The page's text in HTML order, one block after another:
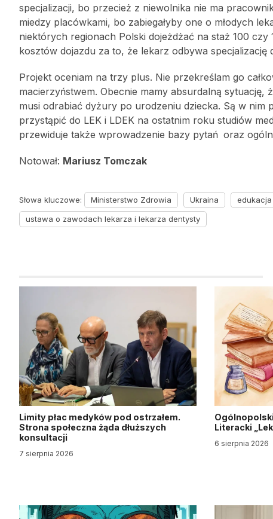
specjalizacji, bo przecież z niewolnika nie ma
miedzy placówkami, bo zabiegałyby one o młodych
niektórych regionach Polski dojeżdżać na staż 100 czy
kosztów dojazdu za to, że lekarz odbywa specjalizację
Projekt oceniam na trzy plus. Nie przekreślam go
macierzyństwem. Obecnie mamy absurdalną
musi odrabiać dyżury po urodzeniu dziecka. Są w
przystąpić do LEK i LDEK na ostatnim roku studiów
przewiduje także wprowadzenie bazy pytań oraz
Notował: Mariusz Tomczak
Słowa kluczowe: Ministerstwo Zdrowia Ukraina
ustawa o zawodach lekarza i lekarza dentysty
Limity płac medyków pod ostrzałem.
Strona społeczna żąda dłuższych
konsultacji
7 sierpnia 2026
Literacki
6 sierpnia 2026